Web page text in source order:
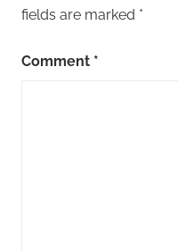
fields are marked *
Comment *